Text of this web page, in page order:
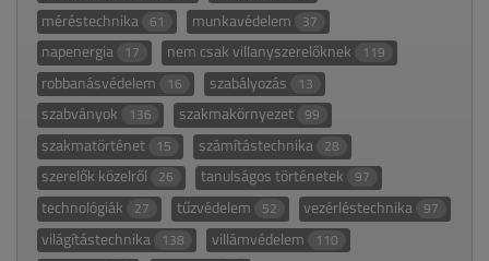
méréstechnika 61 munkavédelem 37
napenergia 17 nem csak villanyszerelőknek 119
robbanásvédelem 16 szabályozás 13
szabványok 136 szakmakörnyezet 99
szakmatörténet 15 számítástechnika 28
szerelők közelről 26 tanulságos történetek 97
technológiák 27 tűzvédelem 52 vezérléstechnika 97
világítástechnika 138 villámvédelem 110